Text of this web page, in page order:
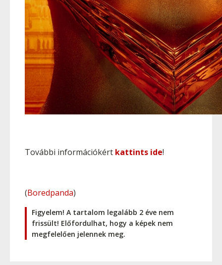
További információkért kattints ide!
(Boredpanda)
Figyelem! A tartalom legalább 2 éve nem
frissült! Előfordulhat, hogy a képek nem
megfelelően jelennek meg.